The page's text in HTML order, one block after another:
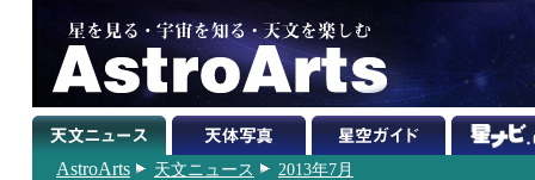
AstroArts 天文ニュース 2013年7月